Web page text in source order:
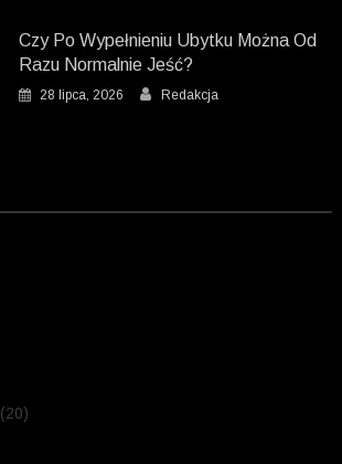
Czy Po Wypełnieniu Ubytku Można Od
Razu Normalnie Jeść?
28 lipca, 2026 Redakcja
(20)